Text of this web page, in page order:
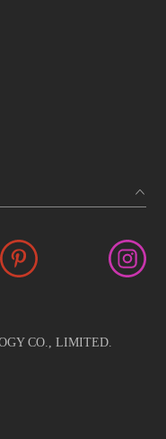
CO., LIMITED.